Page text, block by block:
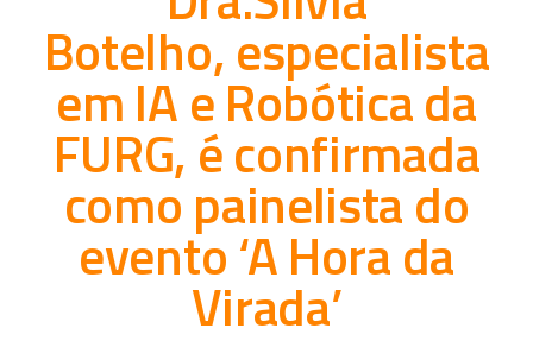
Botelho, especialista
em IA e Robótica da
FURG, é confirmada
como painelista do
evento ‘A Hora da
Virada’